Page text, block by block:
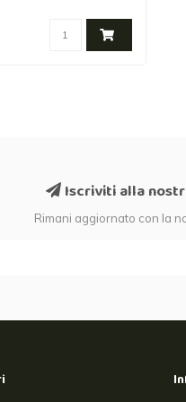
Iscriviti alla
Rimani aggiornato con la